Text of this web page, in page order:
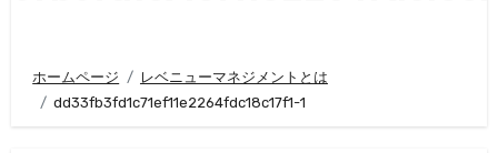
ホームページ
レベニューマネジメントとは
dd33fb3fd1c71ef11e2264fdc18c17f1-1